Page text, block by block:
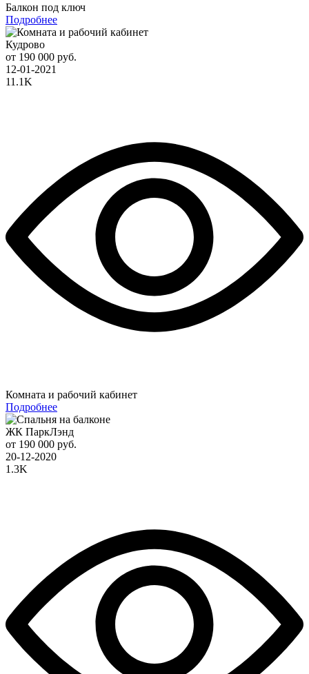
Балкон под ключ
Подробнее
Кудрово
от 190 000 руб.
12-01-2021
11.1K
Комната и рабочий кабинет
Подробнее
ЖК ПаркЛэнд
от 190 000 руб.
20-12-2020
1.3K